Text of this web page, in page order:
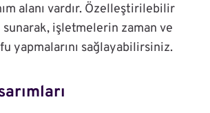
alanı vardır. Özelleştirilebilir
sunarak, işletmelerin zaman ve
yapmalarını sağlayabilirsiniz.